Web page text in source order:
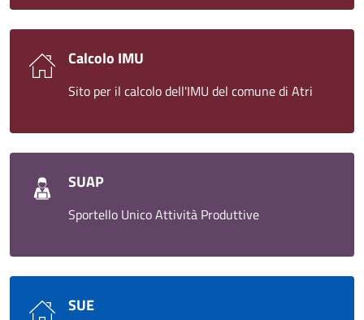
Calcolo IMU
Sito per il calcolo dell'IMU del comune di Atri
SUAP
Sportello Unico Attività Produttive
SUE